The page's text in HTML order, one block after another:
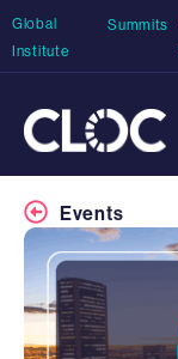
Global
Institute
Summits
Events